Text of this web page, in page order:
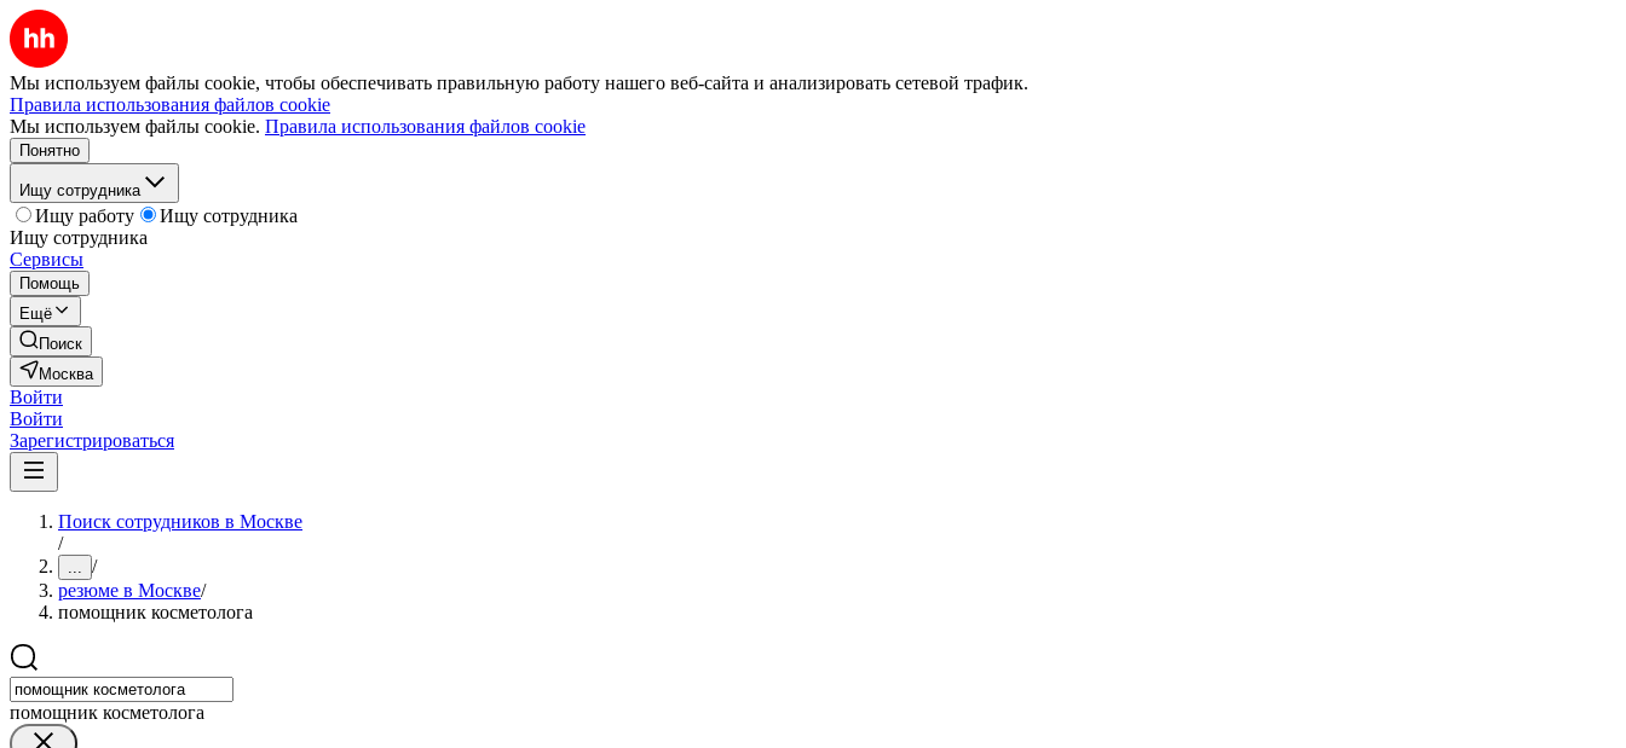
Мы используем файлы cookie, чтобы обеспечивать правильную работу нашего веб-сайта и анализировать сетевой трафик.
Правила использования файлов cookie
Мы используем файлы cookie. Правила использования файлов cookie
Понятно
Ищу сотрудника
Ищу работу
Ищу сотрудника
Ищу сотрудника
Сервисы
Помощь
Ещё
Поиск
Москва
Войти
Войти
Зарегистрироваться
Поиск сотрудников в Москве
/
... /
резюме в Москве/
помощник косметолога
помощник косметолога